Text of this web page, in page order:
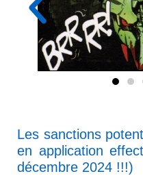
Les sanctions
en application
décembre 2024 !!!)